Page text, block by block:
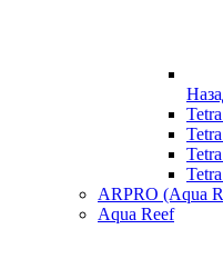
ARPRO (Aqua
Aqua Reef